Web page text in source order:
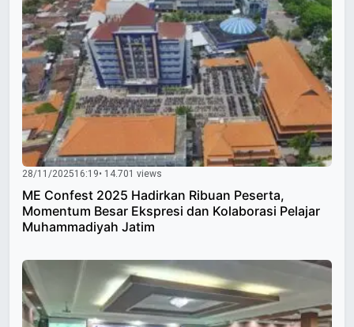
28/11/202516:19• 14.701 views
ME Confest 2025 Hadirkan Ribuan Peserta,
Momentum Besar Ekspresi dan Kolaborasi Pelajar
Muhammadiyah Jatim